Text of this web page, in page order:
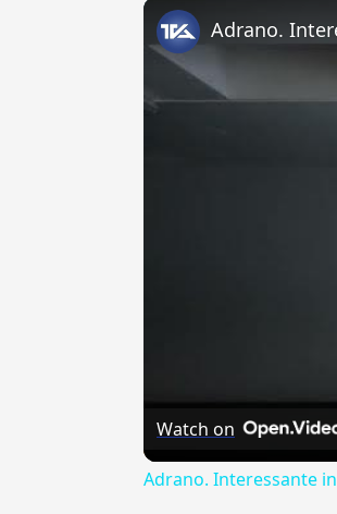
Watch on
Adrano. Interessante